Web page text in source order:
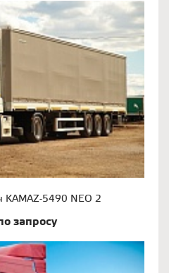
KAMAZ-5490 NEO 2
запросу